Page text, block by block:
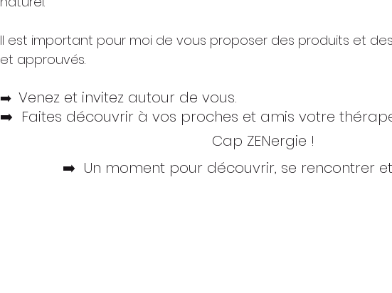
Il est important pour moi de vous proposer des produits et
et approuvés.
➡️ Venez et invitez autour de vous.
➡️  Faites découvrir à vos proches et amis votre
Cap ZENergie !
➡️  Un moment pour découvrir, se rencontrer